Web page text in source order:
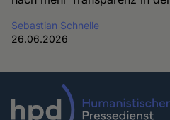
Sebastian Schnelle
26.06.2026